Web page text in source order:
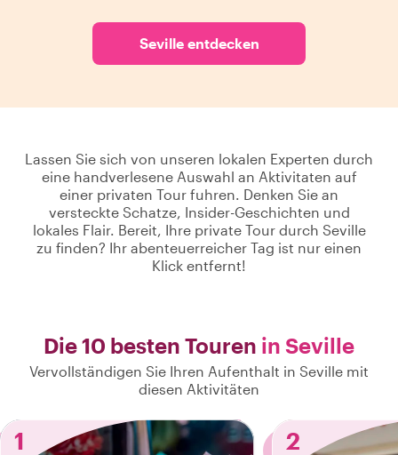
Seville entdecken
Lassen Sie sich von unseren lokalen Experten durch
eine handverlesene Auswahl an Aktivitaten auf
einer privaten Tour fuhren. Denken Sie an
versteckte Schatze, Insider-Geschichten und
lokales Flair. Bereit, Ihre private Tour durch Seville
zu finden? Ihr abenteuerreicher Tag ist nur einen
Klick entfernt!
Die 10 besten Touren in Seville
Vervollständigen Sie Ihren Aufenthalt in Seville mit
diesen Aktivitäten
1 2